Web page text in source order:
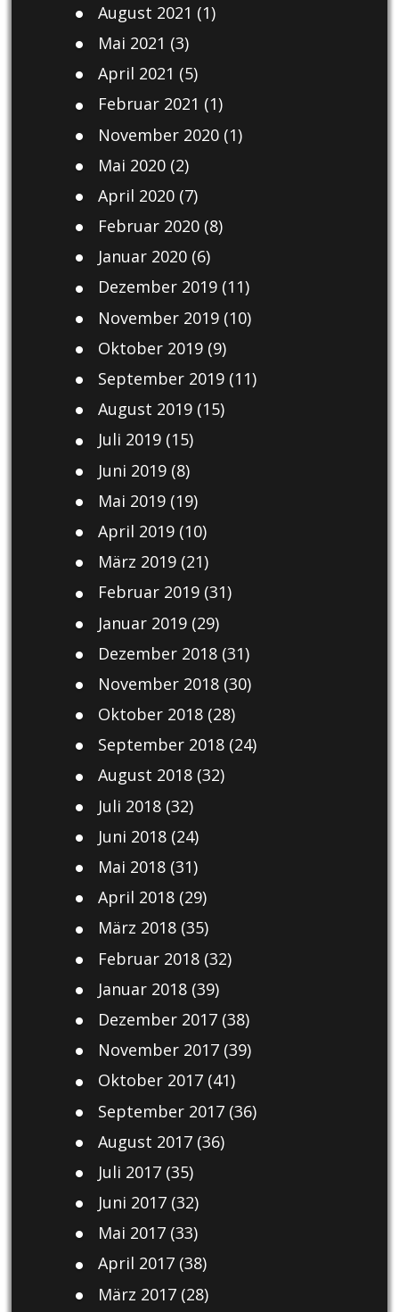
August 2021 (1)
Mai 2021 (3)
April 2021 (5)
Februar 2021 (1)
November 2020(1)
Mai 2020(2)
April 2020(7)
Februar 2020(8)
Januar 2020(6)
Dezember 2019(11)
November 2019(10)
Oktober 2019(9)
September 2019(11)
August 2019(15)
Juli 2019(15)
Juni 2019(8)
Mai 2019(19)
April 2019(10)
März 2019(21)
Februar 2019(31)
Januar 2019(29)
Dezember 2018(31)
November 2018(30)
Oktober 2018(28)
September 2018(24)
August 2018(32)
Juli 2018(32)
Juni 2018(24)
Mai 2018(31)
April 2018(29)
März 2018(35)
Februar 2018(32)
Januar 2018(39)
Dezember 2017(38)
November 2017(39)
Oktober 2017(41)
September 2017(36)
August 2017(36)
Juli 2017(35)
Juni 2017(32)
Mai 2017(33)
April 2017(38)
März 2017(28)